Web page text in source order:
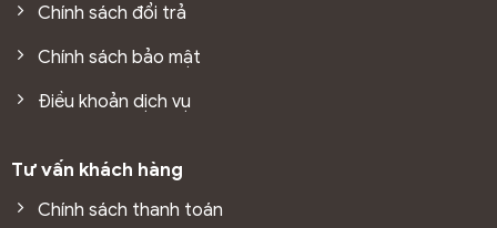
Chính sách đổi trả
Chính sách bảo mật
Điều khoản dịch vụ
Tư vấn khách hàng
Chính sách thanh toán